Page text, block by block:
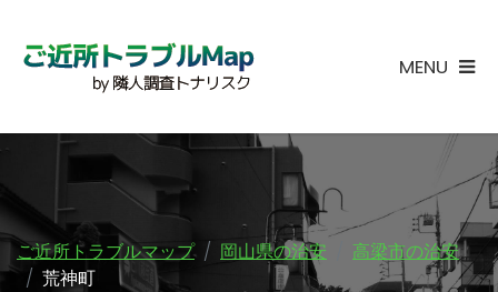
MENU
ご近所トラブルマップ 岡山県の治安
高梁市の治安
荒神町